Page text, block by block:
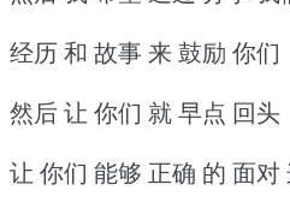
经历 和 故事 来 鼓励 你们
然后 让 你们 就 早点 回头
让 你们 能够 正确 的 面对